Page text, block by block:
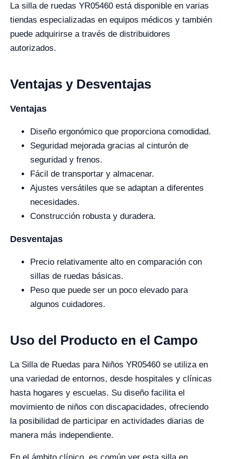
La silla de ruedas YR05460 está disponible en varias
tiendas especializadas en equipos médicos y también
puede adquirirse a través de distribuidores
autorizados.
Ventajas y Desventajas
Ventajas
Diseño ergonómico que proporciona comodidad.
Seguridad mejorada gracias al cinturón de
seguridad y frenos.
Fácil de transportar y almacenar.
Ajustes versátiles que se adaptan a diferentes
necesidades.
Construcción robusta y duradera.
Desventajas
Precio relativamente alto en comparación con
sillas de ruedas básicas.
Peso que puede ser un poco elevado para
algunos cuidadores.
Uso del Producto en el Campo
La Silla de Ruedas para Niños YR05460 se utiliza en
una variedad de entornos, desde hospitales y clínicas
hasta hogares y escuelas. Su diseño facilita el
movimiento de niños con discapacidades, ofreciendo
la posibilidad de participar en actividades diarias de
manera más independiente.
En el ámbito clínico, es común ver esta silla en